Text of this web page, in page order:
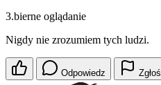
3.bierne oglądanie
Nigdy nie zrozumiem tych ludzi.
Odpowiedz Zgłoś